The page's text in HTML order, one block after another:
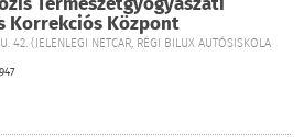
Korrekciós Központ
42. (JELENLEGI NETCAR, RÉGI BILUX AUTÓSISKOLA